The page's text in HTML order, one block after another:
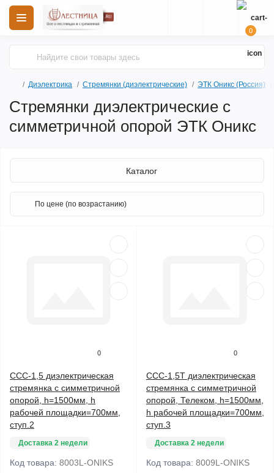
0
Диэлектрика Стремянки (диэлектрические) ЭТК Оникс (Россия)
Стремянки диэлектрические с
симметричной опорой ЭТК Оникс
Каталог
0
ССС-1,5 диэлектрическая
стремянка с симметричной
опорой, h=1500мм, h
рабочей площадки=700мм,
ступ.2
Доставка 2 недели
Код товара: 8003L-ONIKS
0
ССС-1,5Т диэлектрическая
стремянка с симметричной
опорой, Телеком, h=1500мм,
h рабочей площадки=700мм,
ступ.3
Доставка 2 недели
Код товара: 8009L-ONIKS